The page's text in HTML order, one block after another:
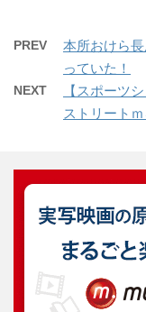
PREV
本所おけら
っていた！
NEXT
【スポーツ
ストリート